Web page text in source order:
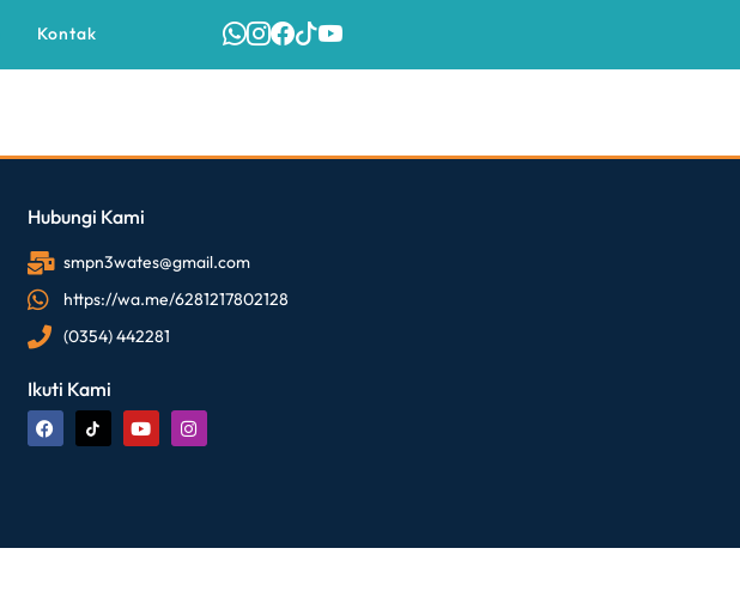
Kontak
Hubungi Kami
smpn3wates@gmail.com
https://wa.me/6281217802128
(0354) 442281
Ikuti Kami